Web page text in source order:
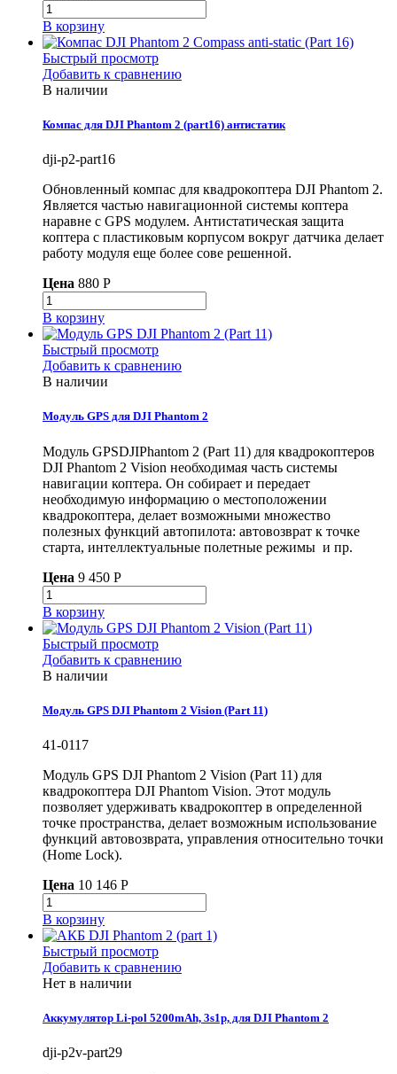
В корзину
Быстрый просмотр
Добавить к сравнению
В наличии
Компас для DJI Phantom 2 (part16) антистатик
dji-p2-part16
Обновленный компас для квадрокоптера DJI Phantom 2.
Является частью навигационной системы коптера
наравне с GPS модулем. Антистатическая защита
коптера с пластиковым корпусом вокруг датчика делает
работу модуля еще более сове решенной.
Цена 880 P
В корзину
Быстрый просмотр
Добавить к сравнению
В наличии
Модуль GPS для DJI Phantom 2
Модуль GPSDJIPhantom 2 (Part 11) для квадрокоптеров
DJI Phantom 2 Vision необходимая часть системы
навигации коптера. Он собирает и передает
необходимую информацию о местоположении
квадрокоптера, делает возможными множество
полезных функций автопилота: автовозврат к точке
старта, интеллектуальные полетные режимы и пр.
Цена 9 450 P
В корзину
Быстрый просмотр
Добавить к сравнению
В наличии
Модуль GPS DJI Phantom 2 Vision (Part 11)
41-0117
Модуль GPS DJI Phantom 2 Vision (Part 11) для
квадрокоптера DJI Phantom Vision. Этот модуль
позволяет удерживать квадрокоптер в определенной
точке пространства, делает возможным использование
функций автовозврата, управления относительно точки
(Home Lock).
Цена 10 146 P
В корзину
Быстрый просмотр
Добавить к сравнению
Нет в наличии
Аккумулятор Li-pol 5200mAh, 3s1p, для DJI Phantom 2
dji-p2v-part29